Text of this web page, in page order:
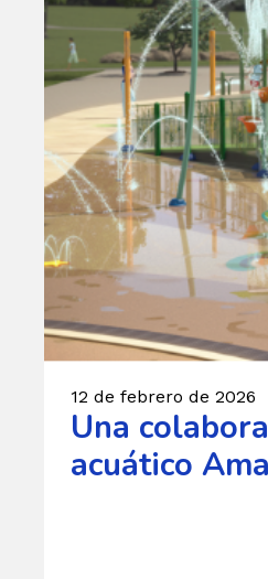
12 de febrero de 2026
Una
acuático